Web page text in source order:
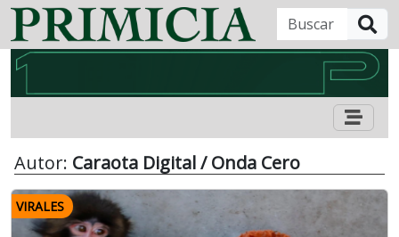
Autor: Caraota Digital / Onda Cero
VIRALES